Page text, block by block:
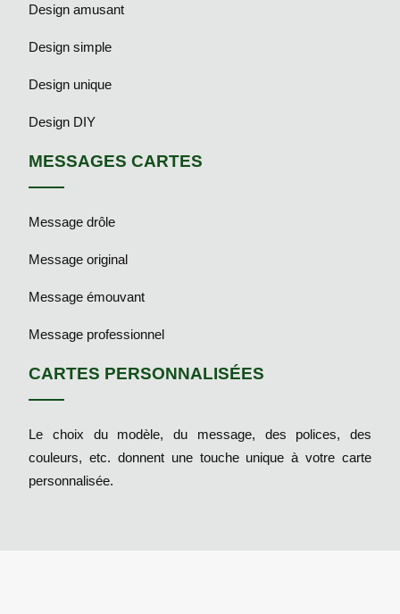
Design amusant
Design simple
Design unique
Design DIY
MESSAGES CARTES
Message drôle
Message original
Message émouvant
Message professionnel
CARTES PERSONNALISÉES
Le choix du modèle, du message, des polices, des
couleurs, etc. donnent une touche unique à votre carte
personnalisée.